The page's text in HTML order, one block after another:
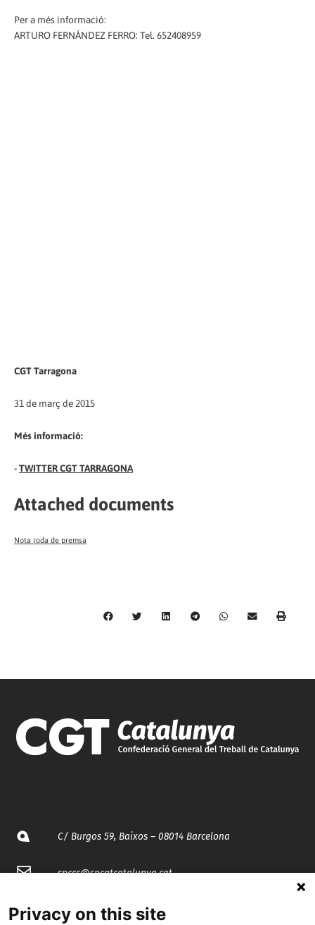
Per a més informació:
ARTURO FERNÁNDEZ FERRO: Tel. 652408959
CGT Tarragona
31 de març de 2015
Més informació:
-TWITTER CGT TARRAGONA
Attached documents
Nota roda de premsa
C/ Burgos 59, Baixos – 08014 Barcelona
spccc@spcgtcatalunya.cat
Privacy on this site